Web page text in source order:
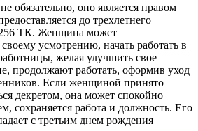
обязательно, оно является правом
до трехлетнего
256 ТК. Женщина может
усмотрению, начать работать в
желая улучшить свое
продолжают работать, оформив уход
Если женщиной принято
декретом, она может спокойно
сохраняется работа и должность. Его
с третьим днем рождения